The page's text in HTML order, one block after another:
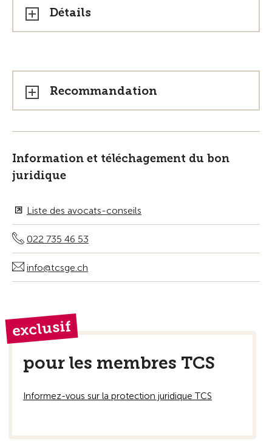
Détails
Recommandation
Information et téléchagement du bon
juridique
Liste des avocats-conseils
022 735 46 53
info@tcsge.ch
exclusif
pour les membres TCS
Informez-vous sur la protection juridique TCS